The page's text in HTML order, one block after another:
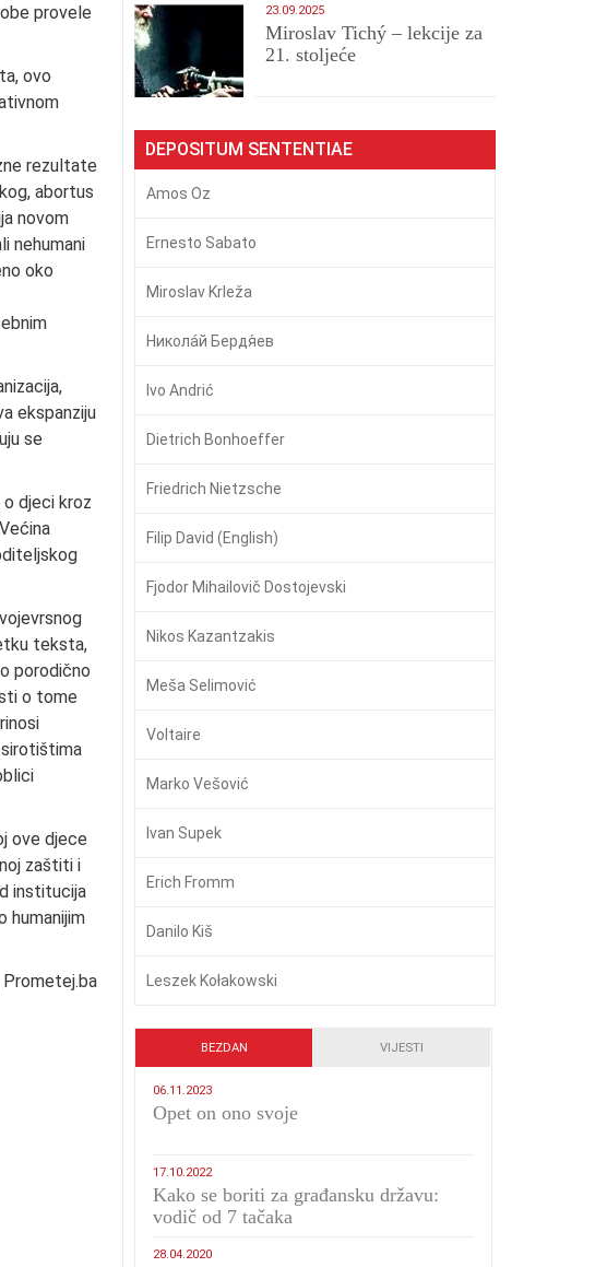
provele
ovo
rezultate
abortus
novom
nehumani
oko
ekspanziju
se
djeci kroz
teksta,
porodično
o tome
sirotištima
ove djece
zaštiti i
institucija
humanijim
Prometej.ba
23.09.2025
Miroslav Tichý – lekcije za
21. stoljeće
DEPOSITUM SENTENTIAE
Amos Oz
Ernesto Sabato
Miroslav Krleža
Никола́й Бердя́ев
Ivo Andrić
Dietrich Bonhoeffer
Friedrich Nietzsche
Filip David (English)
Fjodor Mihailovič Dostojevski
Nikos Kazantzakis
Meša Selimović
Voltaire
Marko Vešović
Ivan Supek
Erich Fromm
Danilo Kiš
Leszek Kołakowski
BEZDAN VIJESTI
06.11.2023
​Opet on ono svoje
17.10.2022
Kako se boriti za građansku državu:
vodič od 7 tačaka
28.04.2020